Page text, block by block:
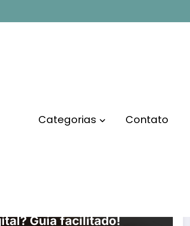
Categorias Contato
Guia facilitado!